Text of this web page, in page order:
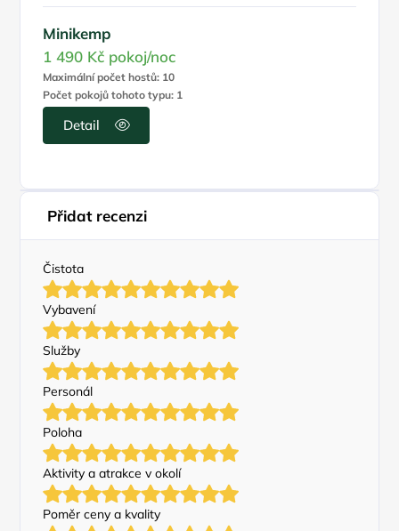
Minikemp
1 490 Kč pokoj/noc
Maximální počet hostů: 10
Počet pokojů tohoto typu: 1
Detail
Přidat recenzi
Čistota
Vybavení
Služby
Personál
Poloha
Aktivity a atrakce v okolí
Poměr ceny a kvality